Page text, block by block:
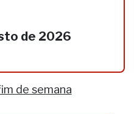
de 2026
de semana